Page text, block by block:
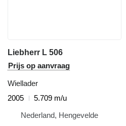
Liebherr L 506
Prijs op aanvraag
Wiellader
2005
5.709 m/u
Nederland, Hengevelde